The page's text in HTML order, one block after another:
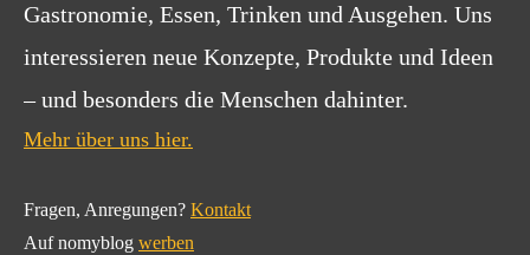
Gastronomie, Essen, Trinken und Ausgehen. Uns
interessieren neue Konzepte, Produkte und Ideen
– und besonders die Menschen dahinter.
Mehr über uns hier.
Fragen, Anregungen? Kontakt
Auf nomyblog werben